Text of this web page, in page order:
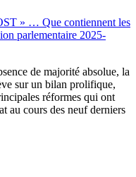
» … Que contiennent les
parlementaire 2025-
de majorité absolue, la
sur un bilan prolifique,
réformes qui ont
au cours des neuf derniers